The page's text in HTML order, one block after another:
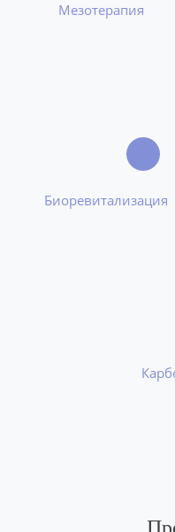
Мезотерапия
Биоревитализация